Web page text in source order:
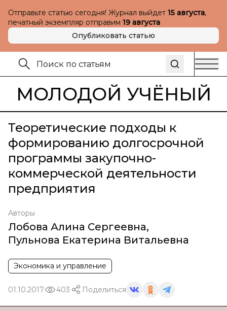
Отправьте статью сегодня! Журнал выйдет 15 августа,
печатный экземпляр отправим 19 августа
Опубликовать статью
МОЛОДОЙ УЧЁНЫЙ
Теоретические подходы к
формированию долгосрочной
программы закупочно-
коммерческой деятельности
предприятия
Авторы
Лобова Алина Сергеевна,
Пульнова Екатерина Витальевна
Экономика и управление
01.10.2017 403 Поделиться